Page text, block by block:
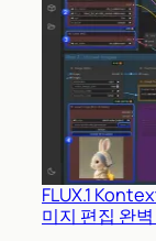
FLUX.1
미지 편집 완